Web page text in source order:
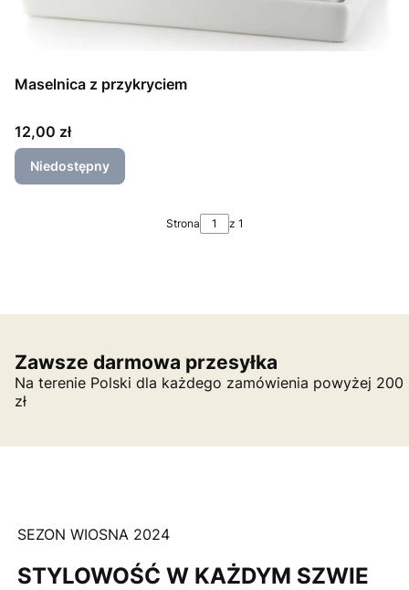
Maselnica z przykryciem
Cena
12,00 zł
Niedostępny
Strona z 1
Zawsze darmowa przesyłka
Na terenie Polski dla każdego zamówienia powyżej 200
zł
SEZON WIOSNA 2024
STYLOWOŚĆ W KAŻDYM SZWIE